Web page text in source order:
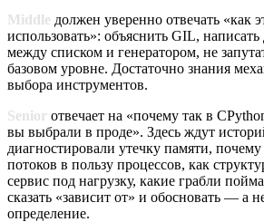
Middle должен уверенно отвечать «как
использовать»: объяснить GIL, написать
между списком и генератором, не
базовом уровне. Достаточно знания
выбора инструментов.
Senior отвечает на «почему так в
вы выбрали в проде». Здесь ждут
диагностировали утечку памяти, почему
потоков в пользу процессов, как
сервис под нагрузку, какие грабли
сказать «зависит от» и обосновать — а
определение.